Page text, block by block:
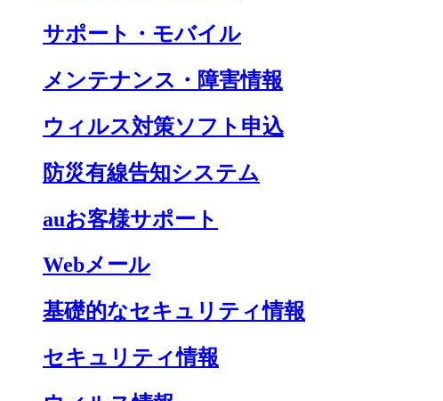
サポート・モバイル
メンテナンス・障害情報
ウィルス対策ソフト申込
防災有線告知システム
auお客様サポート
Webメール
基礎的なセキュリティ情報
セキュリティ情報